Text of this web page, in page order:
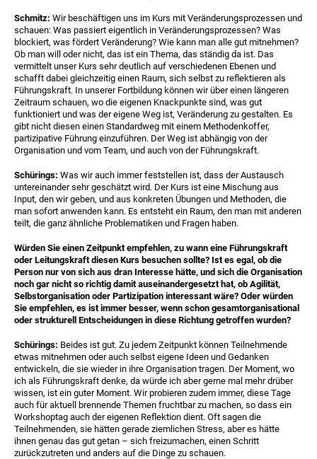
Schmitz: Wir beschäftigen uns im Kurs mit Veränderungsprozessen und
schauen: Was passiert eigentlich in Veränderungsprozessen? Was
blockiert, was fördert Veränderung? Wie kann man alle gut mitnehmen?
Ob man will oder nicht, das ist ein Thema, das ständig da ist. Das
vermittelt unser Kurs sehr deutlich auf verschiedenen Ebenen und
schafft dabei gleichzeitig einen Raum, sich selbst zu reflektieren als
Führungskraft. In unserer Fortbildung können wir über einen längeren
Zeitraum schauen, wo die eigenen Knackpunkte sind, was gut
funktioniert und was der eigene Weg ist, Veränderung zu gestalten. Es
gibt nicht diesen einen Standardweg mit einem Methodenkoffer,
partizipative Führung einzuführen. Der Weg ist abhängig von der
Organisation und vom Team, und auch von der Führungskraft.
Schürings: Was wir auch immer feststellen ist, dass der Austausch
untereinander sehr geschätzt wird. Der Kurs ist eine Mischung aus
Input, den wir geben, und aus konkreten Übungen und Methoden, die
man sofort anwenden kann. Es entsteht ein Raum, den man mit anderen
teilt, die ganz ähnliche Problematiken und Fragen haben.
Würden Sie einen Zeitpunkt empfehlen, zu wann eine Führungskraft
oder Leitungskraft diesen Kurs besuchen sollte? Ist es egal, ob die
Person nur von sich aus dran Interesse hätte, und sich die Organisation
noch gar nicht so richtig damit auseinandergesetzt hat, ob Agilität,
Selbstorganisation oder Partizipation interessant wäre? Oder würden
Sie empfehlen, es ist immer besser, wenn schon gesamtorganisational
oder strukturell Entscheidungen in diese Richtung getroffen wurden?
Schürings: Beides ist gut. Zu jedem Zeitpunkt können Teilnehmende
etwas mitnehmen oder auch selbst eigene Ideen und Gedanken
entwickeln, die sie wieder in ihre Organisation tragen. Der Moment, wo
ich als Führungskraft denke, da würde ich aber gerne mal mehr drüber
wissen, ist ein guter Moment. Wir probieren zudem immer, diese Tage
auch für aktuell brennende Themen fruchtbar zu machen, so dass ein
Workshoptag auch der eigenen Reflektion dient. Oft sagen die
Teilnehmenden, sie hätten gerade ziemlichen Stress, aber es hätte
ihnen genau das gut getan – sich freizumachen, einen Schritt
zurückzutreten und anders auf die Dinge zu schauen.